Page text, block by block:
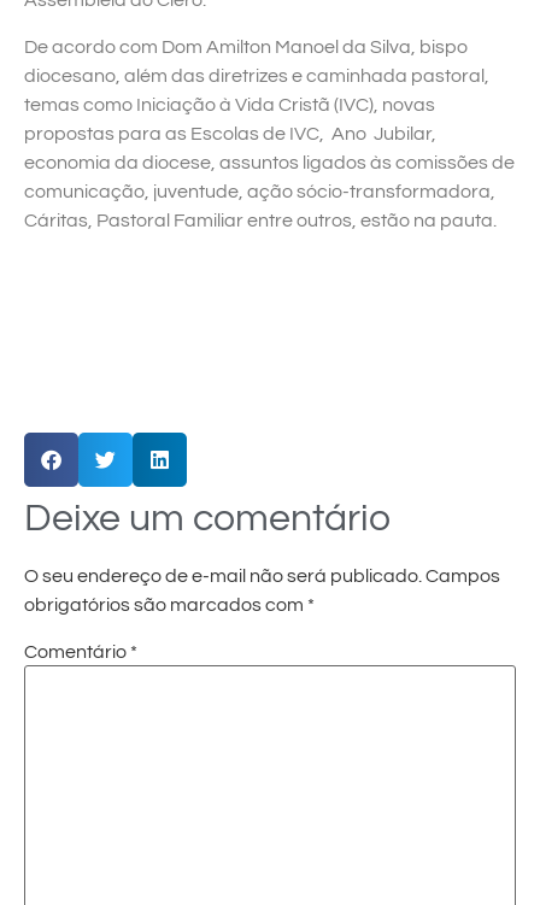
De acordo com Dom Amilton Manoel da Silva, bispo
diocesano, além das diretrizes e caminhada pastoral,
temas como Iniciação à Vida Cristã (IVC), novas
propostas para as Escolas de IVC, Ano Jubilar,
economia da diocese, assuntos ligados às comissões de
comunicação, juventude, ação sócio-transformadora,
Cáritas, Pastoral Familiar entre outros, estão na pauta.
Deixe um comentário
O seu endereço de e-mail não será publicado. Campos
obrigatórios são marcados com *
Comentário *